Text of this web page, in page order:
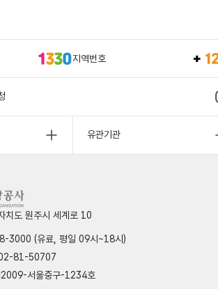
지역번호
유관기관
치도 원주시 세계로 10
3000 (유료, 평일 09시~18시)
81-50707
서울중구-1234호